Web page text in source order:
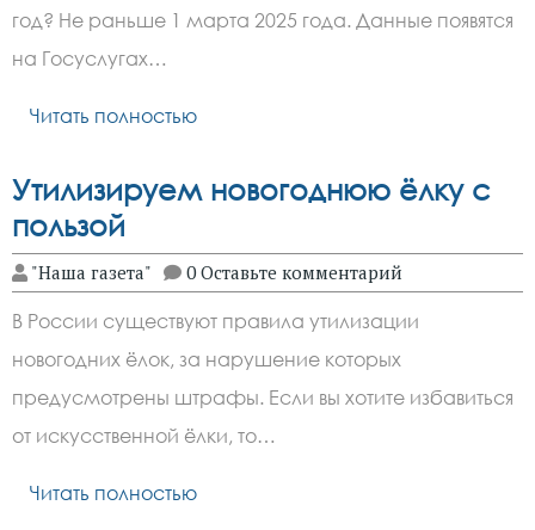
год? Не раньше 1 марта 2025 года. Данные появятся
на Госуслугах…
Читать полностью
Утилизируем новогоднюю ёлку с
пользой
"Наша газета" 0 Оставьте комментарий
В России существуют правила утилизации
новогодних ёлок, за нарушение которых
предусмотрены штрафы. Если вы хотите избавиться
от искусственной ёлки, то…
Читать полностью